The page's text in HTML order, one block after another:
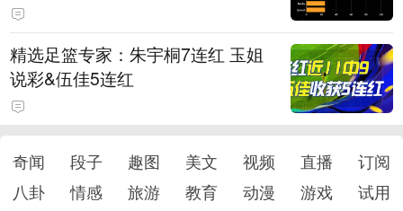
精选足篮专家：朱宇桐7连红 玉姐
说彩&伍佳5连红
奇闻 段子 趣图 美文 视频 直播
订阅
八卦
情感 旅游 教育 动漫 游戏 试用